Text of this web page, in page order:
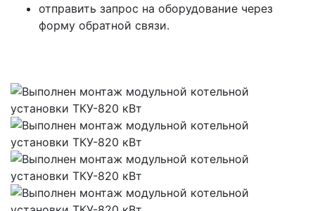
отправить запрос на оборудование через
форму обратной связи.